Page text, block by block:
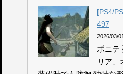
[PS4/
497
2026/03/
ポニテ
リア、